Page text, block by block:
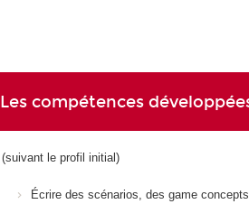
Les compétences
(suivant le profil initial)
Écrire des scénarios, des game concepts